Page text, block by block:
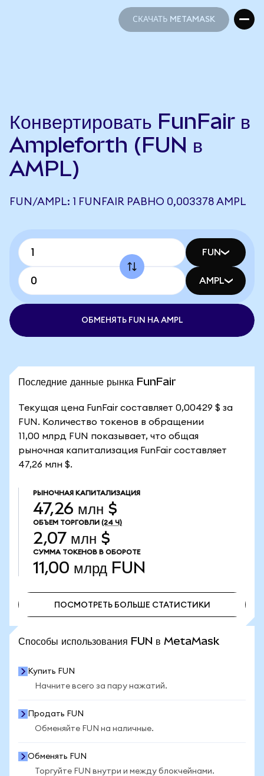
СКАЧАТЬ METAMASK
Конвертировать FunFair в
Ampleforth (FUN в
AMPL)
FUN/AMPL: 1 FUNFAIR РАВНО 0,003378 AMPL
FUN
AMPL
ОБМЕНЯТЬ FUN НА AMPL
Последние данные рынка FunFair
Текущая цена FunFair составляет 0,00429 $ за
FUN. Количество токенов в обращении
11,00 млрд FUN показывает, что общая
рыночная капитализация FunFair составляет
47,26 млн $.
РЫНОЧНАЯ КАПИТАЛИЗАЦИЯ
47,26 млн $
ОБЪЕМ ТОРГОВЛИ (24 Ч)
2,07 млн $
СУММА ТОКЕНОВ В ОБОРОТЕ
11,00 млрд FUN
ПОСМОТРЕТЬ БОЛЬШЕ СТАТИСТИКИ
Способы использования FUN в MetaMask
Купить FUN
Начните всего за пару нажатий.
Продать FUN
Обменяйте FUN на наличные.
Обменять FUN
Торгуйте FUN внутри и между блокчейнами.